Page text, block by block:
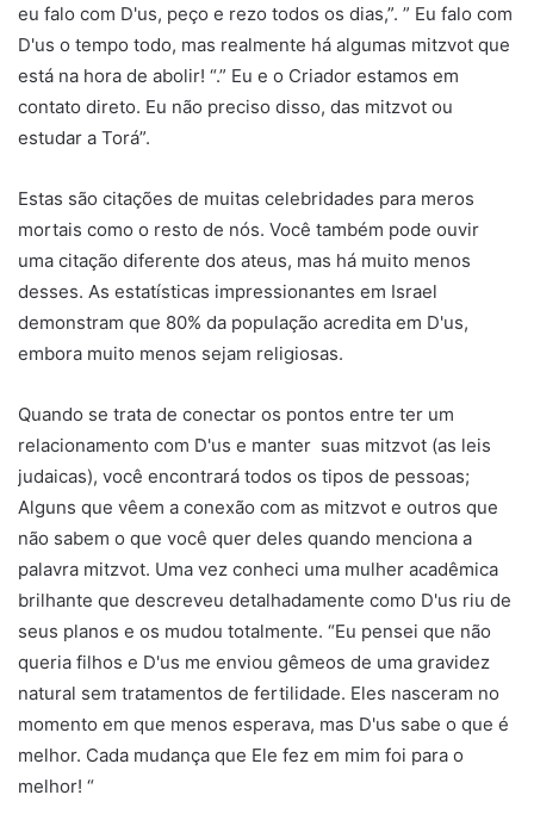
eu falo com D'us, peço e rezo todos os dias,”. ” Eu falo com
D'us o tempo todo, mas realmente há algumas mitzvot que
está na hora de abolir! “.” Eu e o Criador estamos em
contato direto. Eu não preciso disso, das mitzvot ou
estudar a Torá”.
Estas são citações de muitas celebridades para meros
mortais como o resto de nós. Você também pode ouvir
uma citação diferente dos ateus, mas há muito menos
desses. As estatísticas impressionantes em Israel
demonstram que 80% da população acredita em D'us,
embora muito menos sejam religiosas.
Quando se trata de conectar os pontos entre ter um
relacionamento com D'us e manter suas mitzvot (as leis
judaicas), você encontrará todos os tipos de pessoas;
Alguns que vêem a conexão com as mitzvot e outros que
não sabem o que você quer deles quando menciona a
palavra mitzvot. Uma vez conheci uma mulher acadêmica
brilhante que descreveu detalhadamente como D'us riu de
seus planos e os mudou totalmente. “Eu pensei que não
queria filhos e D'us me enviou gêmeos de uma gravidez
natural sem tratamentos de fertilidade. Eles nasceram no
momento em que menos esperava, mas D'us sabe o que é
melhor. Cada mudança que Ele fez em mim foi para o
melhor! “